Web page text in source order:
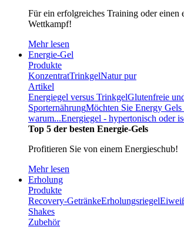
Für ein erfolgreiches Training oder einen
Wettkampf!
Mehr lesen
Energie-Gel
Produkte
KonzentratTrinkgelNatur pur
Artikel
Energiegel versus TrinkgelGlutenfreie
SporternährungMöchten Sie Energy
warum...Energiegel - hypertonisch oder
Top 5 der besten Energie-Gels
Profitieren Sie von einem Energieschub!
Mehr lesen
Erholung
Produkte
Recovery-GetränkeErholungsriegel
Shakes
Zubehör